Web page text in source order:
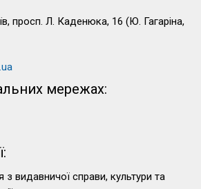
просп. Л. Каденюка, 16 (Ю. Гагаріна,
мережах:
з видавничої справи, культури та